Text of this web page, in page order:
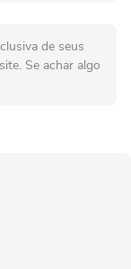
de seus
Se achar algo